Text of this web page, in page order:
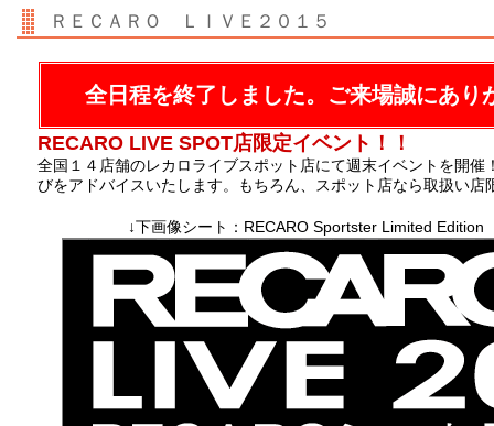
ＲＥＣＡＲＯ ＬＩＶＥ２０１５
全日程を終了しました。ご来場誠にあり
RECARO LIVE SPOT店限定イベント！！
全国１４店舗のレカロライブスポット店にて週末イベントを開
びをアドバイスいたします。もちろん、スポット店なら取扱い店
↓下画像シート：RECARO Sportster Limited Edition